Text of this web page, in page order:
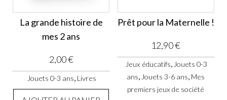
La grande histoire de
mes 2 ans
2,00€
Jouets 0-3 ans, Livres
Prêt pour la Maternelle !
12,90€
Jeux éducatifs, Jouets 0-3
ans, Jouets 3-6 ans, Mes
premiers jeux de société